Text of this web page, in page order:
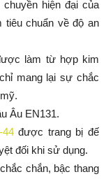
hiện đại của
tiêu chuẩn về độ an
làm từ hợp kim
mang lại sự chắc
Âu EN131.
44được trang bị đế
đối khi sử dụng.
chắn, bậc thang